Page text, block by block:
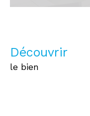
découvrir
le bien